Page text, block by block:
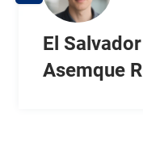
El
Asemque